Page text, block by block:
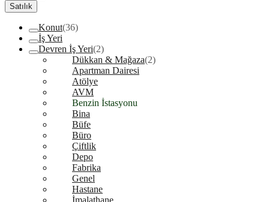
Satılık
Konut(36)
İş Yeri
Devren İş Yeri(2)
Dükkan & Mağaza(2)
Apartman Dairesi
Atölye
AVM
Benzin İstasyonu
Bina
Büfe
Büro
Çiftlik
Depo
Fabrika
Genel
Hastane
İmalathane